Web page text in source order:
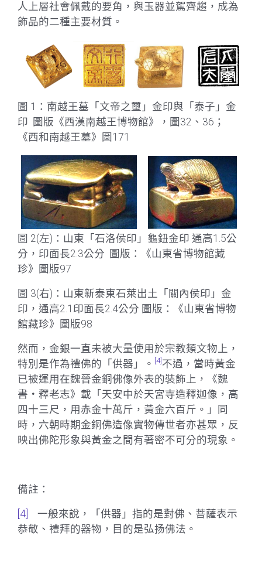
人上層社會佩戴的要角，與玉器並駕齊趨，成為
飾品的二種主要材質。
圖 1：南越王墓「文帝之璽」金印與「泰子」金
印 圖版《西漢南越王博物館》，圖32、36；
《西和南越王墓》圖171
圖 2(左)：山東「石洛侯印」龜鈕金印 通高1.5公
分，印面長2.3公分 圖版：《山東省博物館藏
珍》圖版97
圖 3(右)：山東新泰東石萊出土「關內侯印」金
印，通高2.1印面長2.4公分 圖版：《山東省博物
館藏珍》圖版98
然而，金銀一直未被大量使用於宗教類文物上，
特別是作為禮佛的「供器」。 [4] 不過，當時黃金
已被運用在魏晉金銅佛像外表的裝飾上，《魏
書‧釋老志》載「天安中於天宮寺造釋迦像，高
四十三尺，用赤金十萬斤，黃金六百斤。」同
時，六朝時期金銅佛造像實物傳世者亦甚眾，反
映出佛陀形象與黃金之間有著密不可分的現象。
備註：
[4]
一般來說，「供器」指的是對佛、菩薩表示
恭敬、禮拜的器物，目的是弘扬佛法。